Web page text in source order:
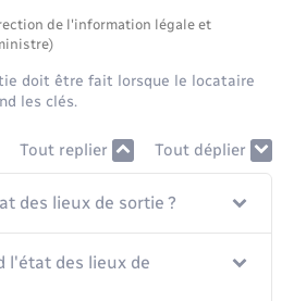
- Emploi
communes
de l'information légale et
doit être fait lorsque le locataire
les clés.
Tout replier Tout déplier
des lieux de sortie ?
l'état des lieux de